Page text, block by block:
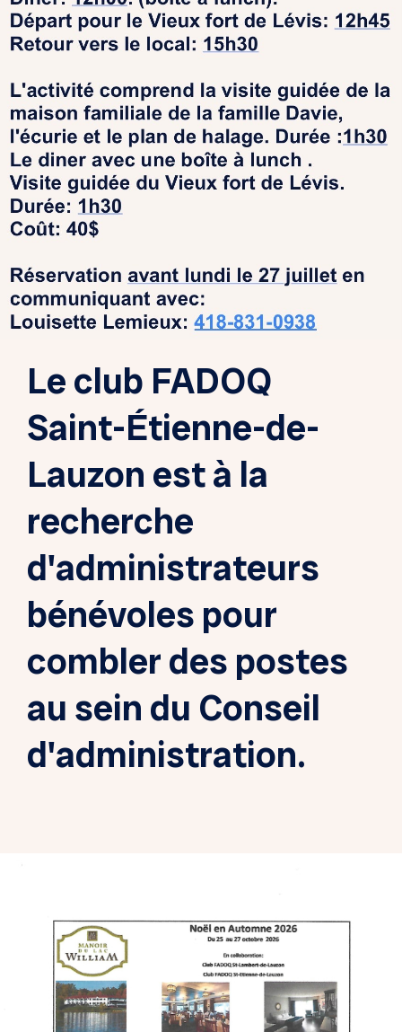
Le club FADOQ
Saint-Étienne-de-
Lauzon est à la
recherche
d'administrateurs
bénévoles pour
combler des postes
au sein du Conseil
d'administration.